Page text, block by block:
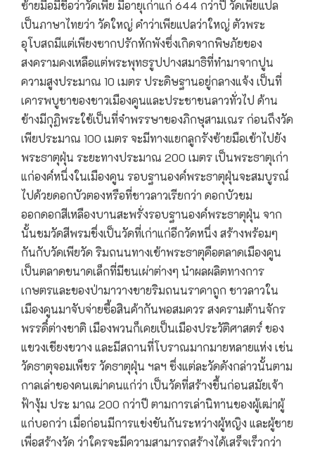
ซ้ายมือมีชื่อว่าวัดเพีย มีอายุเก่าแก่ 644 กว่าปี วัดเพียแปล
เป็นภาษาไทยว่า วัดใหญ่ คำว่าเพียแปลว่าใหญ่ ตัวพระ
อุโบสถมีแต่เพียงซากปรักหักพังซึ่งเกิดจากพิษภัยของ
สงครามคงเหลือแต่พระพุทธรูปปางสมาธิที่ทำมาจากปูน
ความสูงประมาณ 10 เมตร ประดิษฐานอยู่กลางแจ้ง เป็นที่
เคารพบูชาของชาวเมืองคูนและประชาชนลาวทั่วไป ด้าน
ข้างมีกุฏิพระใช้เป็นที่จำพรรษาของภิกษุสามเณร ก่อนถึงวัด
เพียประมาณ 100 เมตร จะมีทางแยกลูกรังซ้ายมือเข้าไปยัง
พระธาตุฝุ่น ระยะทางประมาณ 200 เมตร เป็นพระธาตุเก่า
แก่องค์หนึ่งในเมืองคูน รอบฐานองค์พระธาตุฝุ่นจะสมบูรณ์
ไปด้วยดอกบัวตองหรือที่ชาวลาวเรียกว่า ดอกบัวขม
ออกดอกสีเหลืองบานสะพรั่งรอบฐานองค์พระธาตุฝุ่น จาก
นั้นชมวัดสีพรมชึ่งเป็นวัดที่เก่าแก่อีกวัดหนึ่ง สร้างพร้อมๆ
กันกับวัดเพียวัด ริมถนนทางเข้าพระธาตุคือตลาดเมืองคูน
เป็นตลาดขนาดเล็กที่มีชนเผ่าต่างๆ นำผลผลิตทางการ
เกษตรและของป่ามาวางขายริมถนนราคาถูก ชาวลาวใน
เมืองคูนมาจับจ่ายซื้อสินค้ากันพอสมควร สงครามต้านจักร
พรรดิ์ต่างชาติ เมืองพวนก็เคยเป็นเมืองประวัติศาสตร์ ของ
แขวงเชียงขวาง และมีสถานที่โบราณมากมายหลายแห่ง เช่น
วัดธาตุจอมเพ็ชร วัดธาตุฝุ่น ฯลฯ ซึ่งแต่ละวัดดังกล่าวนั้นตาม
กาลเล่าของคนเฒ่าคนแก่ว่า เป็นวัดที่สร้างขึ้นก่อนสมัยเจ้า
ฟ้างุ้ม ประ มาณ 200 กว่าปี ตามการเล่านิทานของผู้เฒ่าผู้
แก่บอกว่า เมื่อก่อนมีการแข่งขันกันระหว่างผู้หญิง และผู้ชาย
เพื่อสร้างวัด ว่าใครจะมีความสามารถสร้างได้เสร็จเร็วกว่า